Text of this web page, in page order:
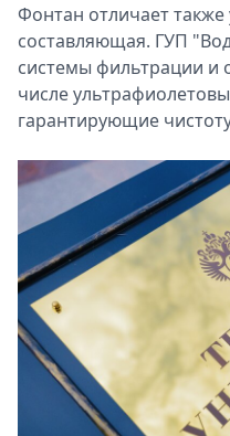
Фонтан отличает также
составляющая. ГУП
системы фильтрации и
числе
гарантирующие